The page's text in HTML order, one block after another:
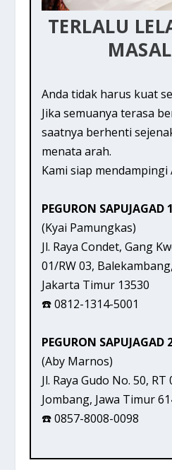
TERLALU
Anda tidak harus kuat
Jika semuanya terasa
saatnya berhenti
menata arah.
Kami siap mendampingi
PEGURON SAPUJAGAD 1
(Kyai Pamungkas)
Jl. Raya Condet, Gang
01/RW 03,
Jakarta Timur 13530
☎️ 0812-1314-5001
PEGURON SAPUJAGAD
(Aby Marnos)
Jl. Raya Gudo No. 50,
Jombang, Jawa Timur
☎️ 0857-8008-0098